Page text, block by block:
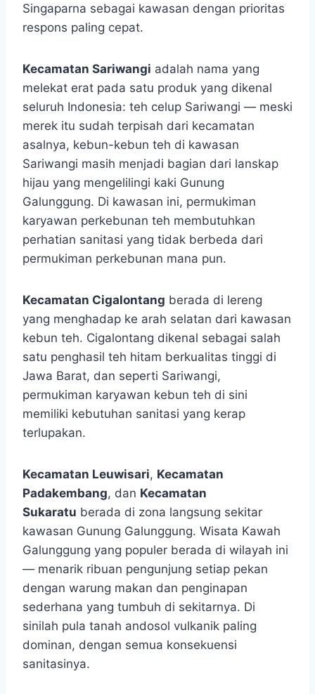
Singaparna sebagai kawasan dengan prioritas
respons paling cepat.
Kecamatan Sariwangi adalah nama yang
melekat erat pada satu produk yang dikenal
seluruh Indonesia: teh celup Sariwangi — meski
merek itu sudah terpisah dari kecamatan
asalnya, kebun-kebun teh di kawasan
Sariwangi masih menjadi bagian dari lanskap
hijau yang mengelilingi kaki Gunung
Galunggung. Di kawasan ini, permukiman
karyawan perkebunan teh membutuhkan
perhatian sanitasi yang tidak berbeda dari
permukiman perkebunan mana pun.
Kecamatan Cigalontang berada di lereng
yang menghadap ke arah selatan dari kawasan
kebun teh. Cigalontang dikenal sebagai salah
satu penghasil teh hitam berkualitas tinggi di
Jawa Barat, dan seperti Sariwangi,
permukiman karyawan kebun teh di sini
memiliki kebutuhan sanitasi yang kerap
terlupakan.
Kecamatan Leuwisari, Kecamatan
Padakembang, dan Kecamatan
Sukaratu berada di zona langsung sekitar
kawasan Gunung Galunggung. Wisata Kawah
Galunggung yang populer berada di wilayah ini
— menarik ribuan pengunjung setiap pekan
dengan warung makan dan penginapan
sederhana yang tumbuh di sekitarnya. Di
sinilah pula tanah andosol vulkanik paling
dominan, dengan semua konsekuensi
sanitasinya.